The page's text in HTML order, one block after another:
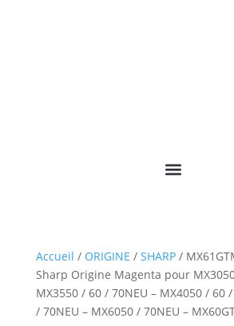
Accueil / ORIGINE / SHARP/
Sharp Origine Magenta pour
MX3550 / 60 / 70NEU – MX4050 / 60
/ 70NEU – MX6050 / 70NEU –